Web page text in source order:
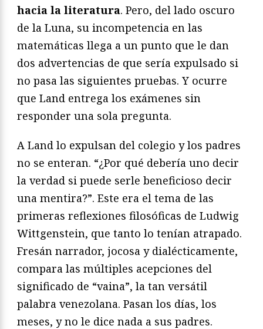
hacia la literatura. Pero, del lado oscuro
de la Luna, su incompetencia en las
matemáticas llega a un punto que le dan
dos advertencias de que sería expulsado si
no pasa las siguientes pruebas. Y ocurre
que Land entrega los exámenes sin
responder una sola pregunta.
A Land lo expulsan del colegio y los padres
no se enteran. “¿Por qué debería uno decir
la verdad si puede serle beneficioso decir
una mentira?”. Este era el tema de las
primeras reflexiones filosóficas de Ludwig
Wittgenstein, que tanto lo tenían atrapado.
Fresán narrador, jocosa y dialécticamente,
compara las múltiples acepciones del
significado de “vaina”, la tan versátil
palabra venezolana. Pasan los días, los
meses, y no le dice nada a sus padres.